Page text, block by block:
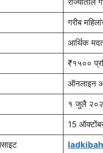
राज्यातील
गरीब
आर्थिक
₹१५००
ऑनलाइन
१ जुलै
15